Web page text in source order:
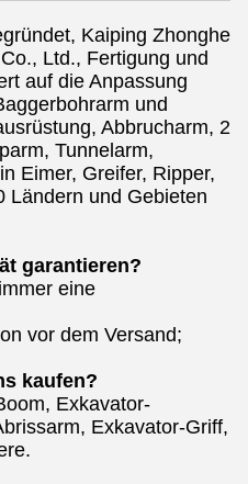
Kaiping Zhonghe
Ltd., Fertigung und
auf die Anpassung
und
Abbrucharm, 2
Tunnelarm,
Eimer, Greifer, Ripper,
Ländern und Gebieten
garantieren?
eine
vor dem Versand;
kaufen?
Exkavator-
Exkavator-Griff,